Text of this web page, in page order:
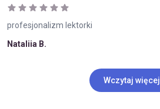
profesjonalizm lektorki
Nataliia B.
Wczytaj więcej